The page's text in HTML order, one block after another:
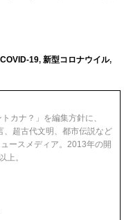
COVID-19, 新型コロナウイル,
カナ？」を編集方針に、
、超古代文明、都市伝説など
ースメディア。2013年の開
上。